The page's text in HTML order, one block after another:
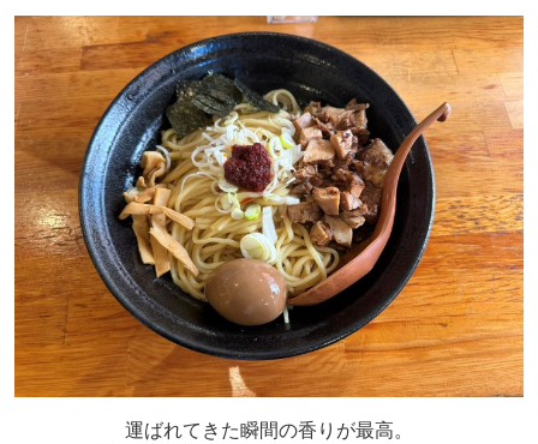
運ばれてきた瞬間の香りが最高。